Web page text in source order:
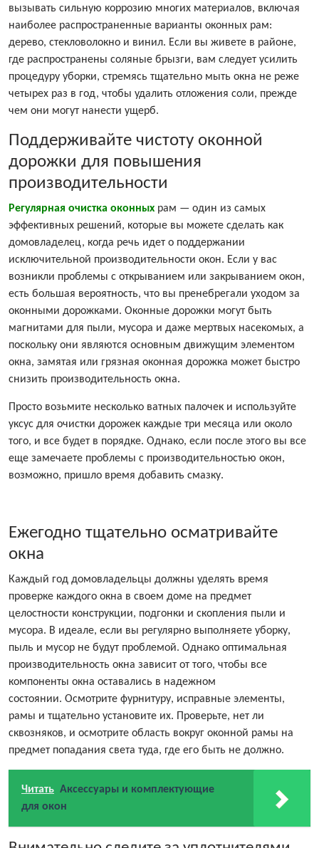
вызывать сильную коррозию многих материалов, включая
наиболее распространенные варианты оконных рам:
дерево, стекловолокно и винил. Если вы живете в районе,
где распространены соляные брызги, вам следует усилить
процедуру уборки, стремясь тщательно мыть окна не реже
четырех раз в год, чтобы удалить отложения соли, прежде
чем они могут нанести ущерб.
Поддерживайте чистоту оконной
дорожки для повышения
производительности
Регулярная очистка оконных рам — один из самых
эффективных решений, которые вы можете сделать как
домовладелец, когда речь идет о поддержании
исключительной производительности окон. Если у вас
возникли проблемы с открыванием или закрыванием окон,
есть большая вероятность, что вы пренебрегали уходом за
оконными дорожками. Оконные дорожки могут быть
магнитами для пыли, мусора и даже мертвых насекомых, а
поскольку они являются основным движущим элементом
окна, замятая или грязная оконная дорожка может быстро
снизить производительность окна.
Просто возьмите несколько ватных палочек и используйте
уксус для очистки дорожек каждые три месяца или около
того, и все будет в порядке. Однако, если после этого вы все
еще замечаете проблемы с производительностью окон,
возможно, пришло время добавить смазку.
Ежегодно тщательно осматривайте
окна
Каждый год домовладельцы должны уделять время
проверке каждого окна в своем доме на предмет
целостности конструкции, подгонки и скопления пыли и
мусора. В идеале, если вы регулярно выполняете уборку,
пыль и мусор не будут проблемой. Однако оптимальная
производительность окна зависит от того, чтобы все
компоненты окна оставались в надежном
состоянии. Осмотрите фурнитуру, исправные элементы,
рамы и тщательно установите их. Проверьте, нет ли
сквозняков, и осмотрите область вокруг оконной рамы на
предмет попадания света туда, где его быть не должно.
Читать Аксессуары и комплектующие
для окон